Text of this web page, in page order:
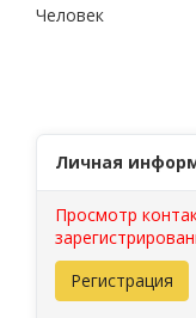
Человек
Личная
Просмотр
Регистрация